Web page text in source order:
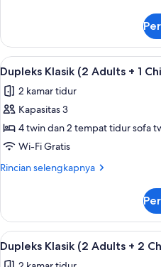
3
Children)
Dupleks
Klasik
(2
Adults
+
3
Lihat
semua
foto
untuk
Dupleks
Klasik
(2
1
Child)
9
Dupleks Klasik (2 Adults + 1
2 kamar tidur
Kapasitas 3
4 twin dan 2 tempat tidur sofa
Wi-Fi Gratis
Rincian selengkapnya
Rincian
Dupleks
Klasik
(2
Adults
Lihat
semua
9
Dupleks Klasik (2 Adults + 2